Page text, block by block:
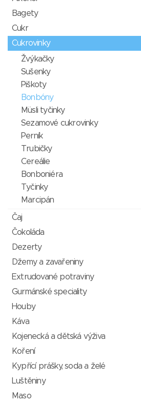
Bagety
Cukr
Cukrovinky
Žvýkačky
Sušenky
Piškoty
Bonbóny
Müsli tyčinky
Sezamové cukrovinky
Perník
Trubičky
Cereálie
Bonboniéra
Tyčinky
Marcipán
Čaj
Čokoláda
Dezerty
Džemy a zavařeniny
Extrudované potraviny
Gurmánské speciality
Houby
Káva
Kojenecká a dětská výživa
Koření
Kypřící prášky, soda a želé
Luštěniny
Maso